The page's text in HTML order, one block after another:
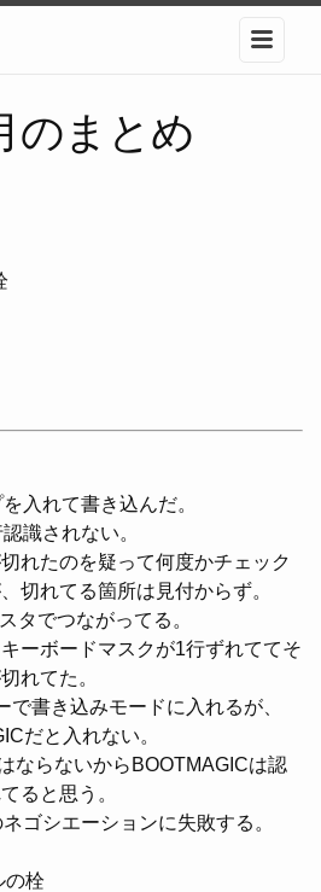
のまとめ
入れて書き込んだ。
識されない。
れたのを疑って何度かチェック
切れてる箇所は見付からず。
タでつながってる。
ーボードマスクが1行ずれててそ
れてた。
で書き込みモードに入れるが、
だと入れない。
ならないからBOOTMAGICは認
ると思う。
ゴシエーションに失敗する。
の栓